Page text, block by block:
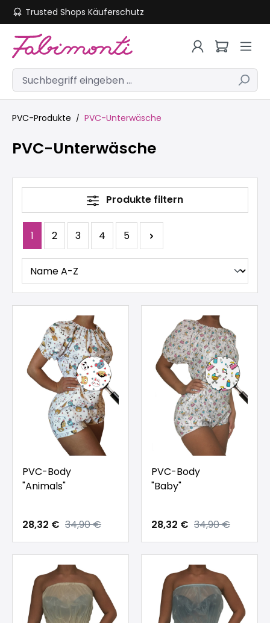
Zum Hauptinhalt springen
Trusted Shops Käuferschutz
PVC-Produkte PVC-Unterwäsche
PVC-Unterwäsche
Produkte filtern
Seite
1 Seite
2 Seite
3 Seite
4 Seite
5
PVC-Body
"Animals"
28,32 € 34,90 €
PVC-Body
"Baby"
28,32 € 34,90 €